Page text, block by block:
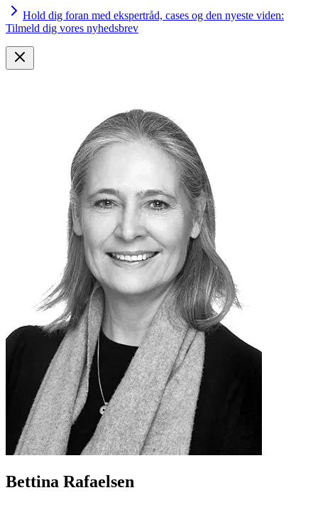
Hold dig foran med ekspertråd, cases og den nyeste viden:
Tilmeld dig vores nyhedsbrev
Bettina Rafaelsen